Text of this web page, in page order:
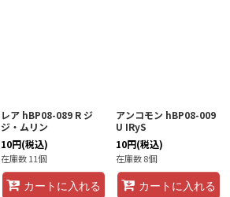
レア hBP08-089 R ジ
ジ・ムリン
10円(税込)
在庫数 11個
カートに入れる
アンコモン hBP08-009
U IRyS
10円(税込)
在庫数 8個
カートに入れる